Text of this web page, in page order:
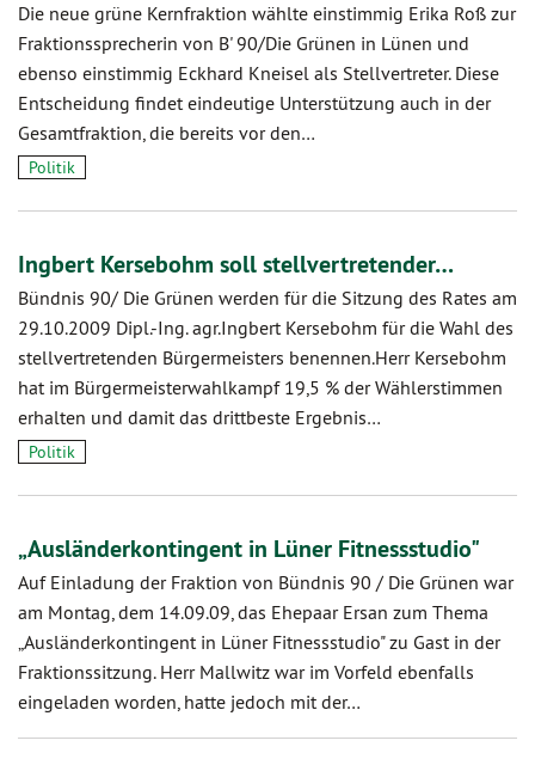
Die neue grüne Kernfraktion wählte einstimmig Erika Roß zur
Fraktionssprecherin von B' 90/Die Grünen in Lünen und
ebenso einstimmig Eckhard Kneisel als Stellvertreter. Diese
Entscheidung findet eindeutige Unterstützung auch in der
Gesamtfraktion, die bereits vor den…
Politik
Ingbert Kersebohm soll stellvertretender…
Bündnis 90/ Die Grünen werden für die Sitzung des Rates am
29.10.2009 Dipl.-Ing. agr.Ingbert Kersebohm für die Wahl des
stellvertretenden Bürgermeisters benennen.Herr Kersebohm
hat im Bürgermeisterwahlkampf 19,5 % der Wählerstimmen
erhalten und damit das drittbeste Ergebnis…
Politik
„Ausländerkontingent in Lüner Fitnessstudio"
Auf Einladung der Fraktion von Bündnis 90 / Die Grünen war
am Montag, dem 14.09.09, das Ehepaar Ersan zum Thema
„Ausländerkontingent in Lüner Fitnessstudio" zu Gast in der
Fraktionssitzung. Herr Mallwitz war im Vorfeld ebenfalls
eingeladen worden, hatte jedoch mit der…